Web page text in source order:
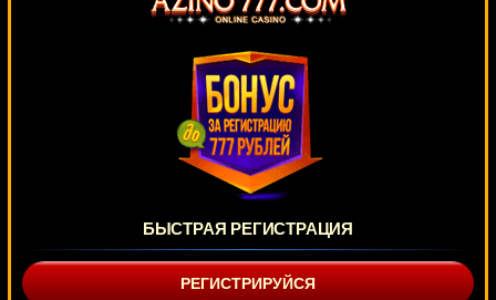
БЫСТРАЯ РЕГИСТРАЦИЯ
РЕГИСТРИРУЙСЯ